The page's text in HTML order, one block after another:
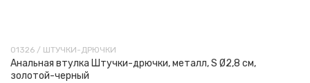
01326 / ШТУЧКИ-ДРЮЧКИ
Анальная втулка Штучки-дрючки, металл, S Ø2,8 см,
золотой-черный